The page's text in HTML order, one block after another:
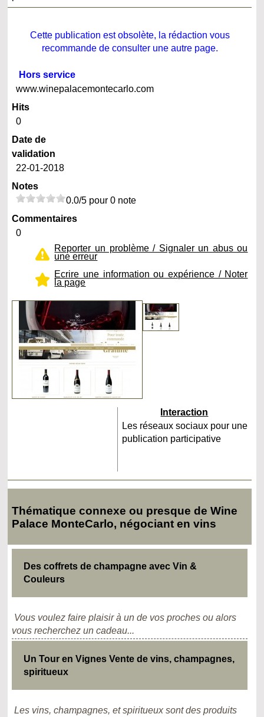
Cette publication est obsolète, la rédaction vous
recommande de consulter une autre page.
Hors service
www.winepalacemontecarlo.com
Hits
0
Date de
validation
22-01-2018
Notes
0.0/5 pour 0 note
Commentaires
0
Reporter un problème / Signaler un abus ou
une erreur
Ecrire une information ou expérience / Noter
la page
Interaction
Les réseaux sociaux pour une
publication participative
Thématique connexe ou presque de Wine
Palace MonteCarlo, négociant en vins
Des coffrets de champagne avec Vin &
Couleurs
Vous voulez faire plaisir à un de vos proches ou alors
vous recherchez un cadeau...
Un Tour en Vignes Vente de vins, champagnes,
spiritueux
Les vins, champagnes, et spiritueux sont des produits